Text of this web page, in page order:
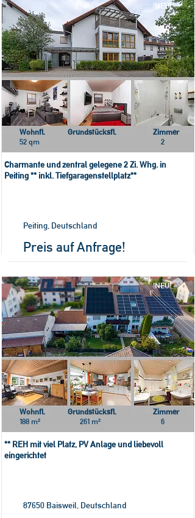
!NEU!
Wohnfl.
52 qm
Grundstücksfl.
Zimmer
2
Charmante und zentral gelegene 2 Zi. Whg. in
Peiting ** inkl. Tiefgaragenstellplatz**
Peiting, Deutschland
Preis auf Anfrage!
!NEU!
Wohnfl.
188 m²
Grundstücksfl.
261 m²
Zimmer
6
** REH mit viel Platz, PV Anlage und liebevoll
eingerichtet
87650 Baisweil, Deutschland